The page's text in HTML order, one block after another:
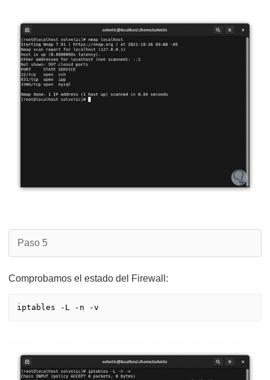
Paso 5
Comprobamos el estado del Firewall: